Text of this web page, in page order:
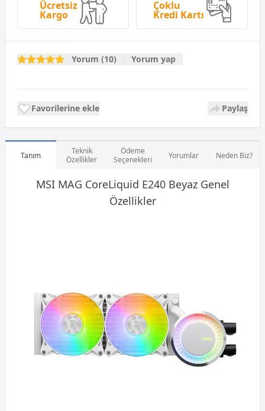
Ücretsiz
Kargo
Çoklu
Kredi Kartı
Yorum (10) Yorum yap
Favorilerine ekle Paylaş
Tanım
Teknik
Özellikler
Ödeme
Seçenekleri
Yorumlar Neden Biz?
MSI MAG CoreLiquid E240 Beyaz Genel
Özellikler